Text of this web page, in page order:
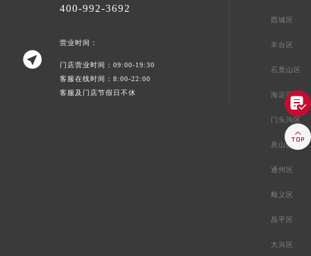
400-992-3692

营业时间：
门店营业时间：09:00-19:30
客服在线时间：8:00-22:00
客服及门店节假日不休
西城区
丰台区
石景山区
海淀区
门头沟区
房山区
通州区
顺义区
昌平区
大兴区

